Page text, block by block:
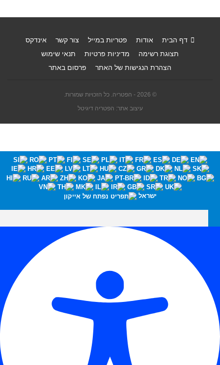
דף הבית אודות פטריות במייל צור קשר
אינדקס
תצוגת רשימה
מדיניות פרטיות
תנאי שימוש
הצהרת הנגישות של האתר
פרסום באתר
© 2026 - הפטריה. כל הזכויות שמורות.
עיצוב אתר: הפטריה דיגיטל
ישראל